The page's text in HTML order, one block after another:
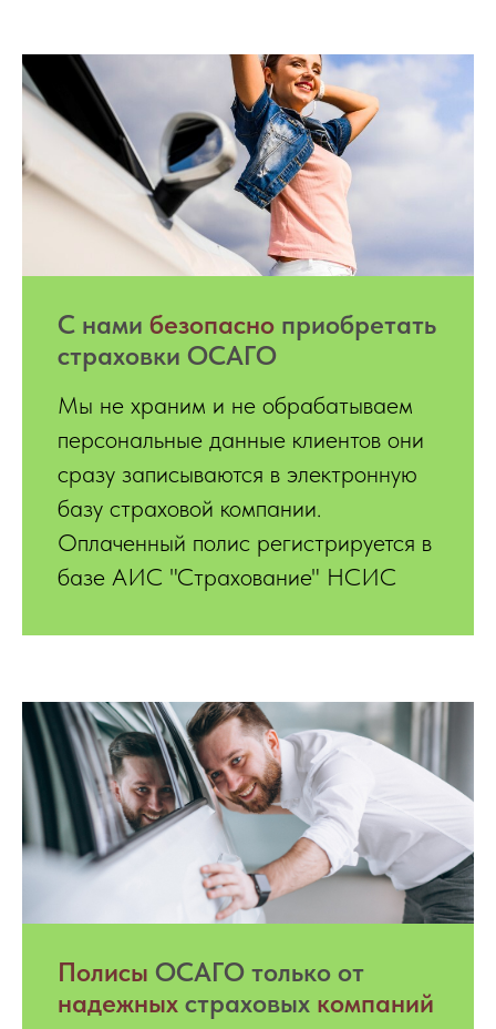
С нами безопасно приобретать
страховки ОСАГО
Мы не храним и не обрабатываем
персональные данные клиентов они
сразу записываются в электронную
базу страховой компании.
Оплаченный полис регистрируется в
базе АИС "Страхование" НСИС
Полисы ОСАГО только от
надежных страховых компаний